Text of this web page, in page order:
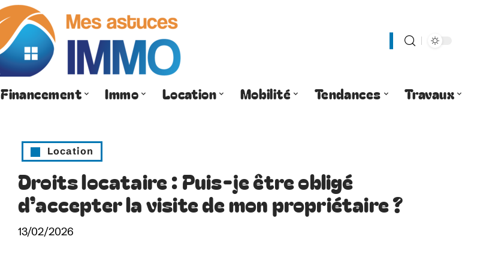
Financement Immo Location Mobilité Tendances Travaux
Location
Droits locataire : Puis-je être obligé
d’accepter la visite de mon propriétaire ?
13/02/2026